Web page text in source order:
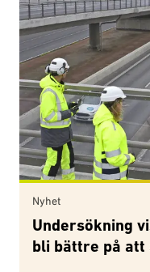
Nyhet
Undersökning
bli bättre på